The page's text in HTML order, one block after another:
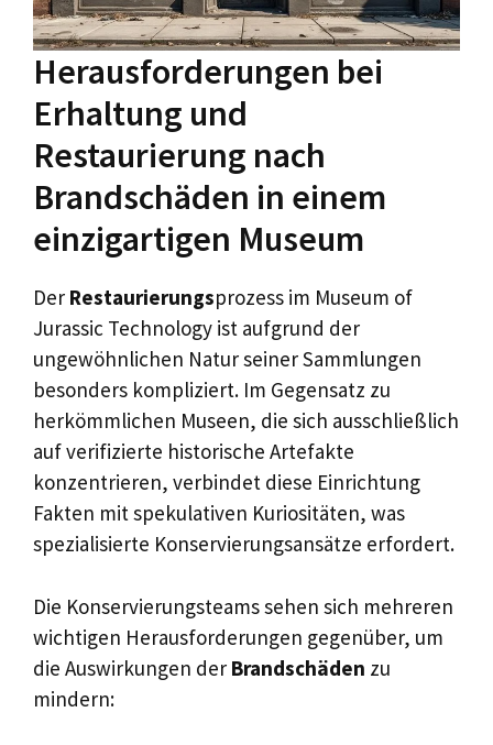
Herausforderungen bei
Erhaltung und
Restaurierung nach
Brandschäden in einem
einzigartigen Museum
Der Restaurierungsprozess im Museum of
Jurassic Technology ist aufgrund der
ungewöhnlichen Natur seiner Sammlungen
besonders kompliziert. Im Gegensatz zu
herkömmlichen Museen, die sich ausschließlich
auf verifizierte historische Artefakte
konzentrieren, verbindet diese Einrichtung
Fakten mit spekulativen Kuriositäten, was
spezialisierte Konservierungsansätze erfordert.
Die Konservierungsteams sehen sich mehreren
wichtigen Herausforderungen gegenüber, um
die Auswirkungen der Brandschäden zu
mindern: